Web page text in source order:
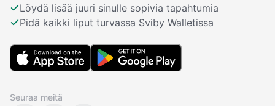
Löydä lisää juuri sinulle sopivia tapahtumia
Pidä kaikki liput turvassa Sviby Walletissa
Seuraa meitä